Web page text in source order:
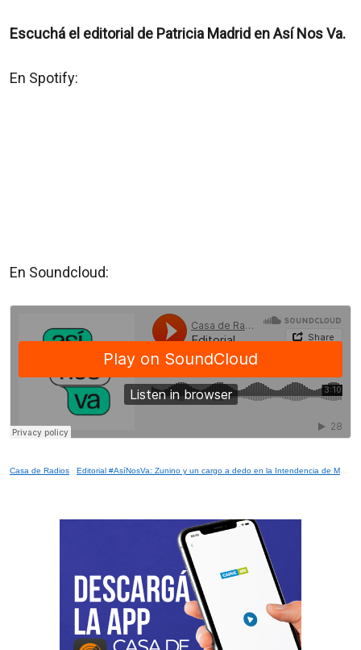
Escuchá el editorial de Patricia Madrid en Así Nos Va.
En Spotify:
En Soundcloud:
Casa de Radios · Editorial #AsíNosVa: Zunino y un cargo a dedo en la Intendencia de Montevideo